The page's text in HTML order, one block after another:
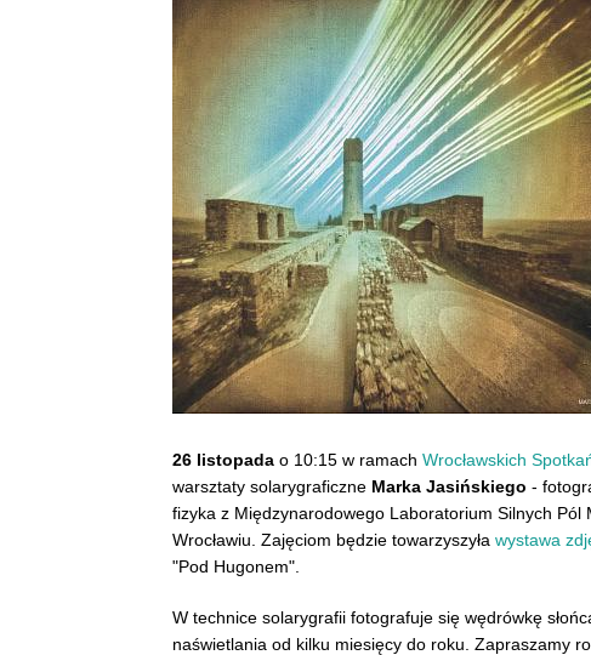
26 listopada o 10:15 w ramach Wrocławskich
warsztaty solarygraficzne Marka Jasińskiego -
fizyka z Międzynarodowego Laboratorium Silnych Pól
Wrocławiu. Zajęciom będzie towarzyszyła wystawa
"Pod Hugonem".
W technice solarygrafii fotografuje się wędrówkę
naświetlania od kilku miesięcy do roku. Zapraszamy